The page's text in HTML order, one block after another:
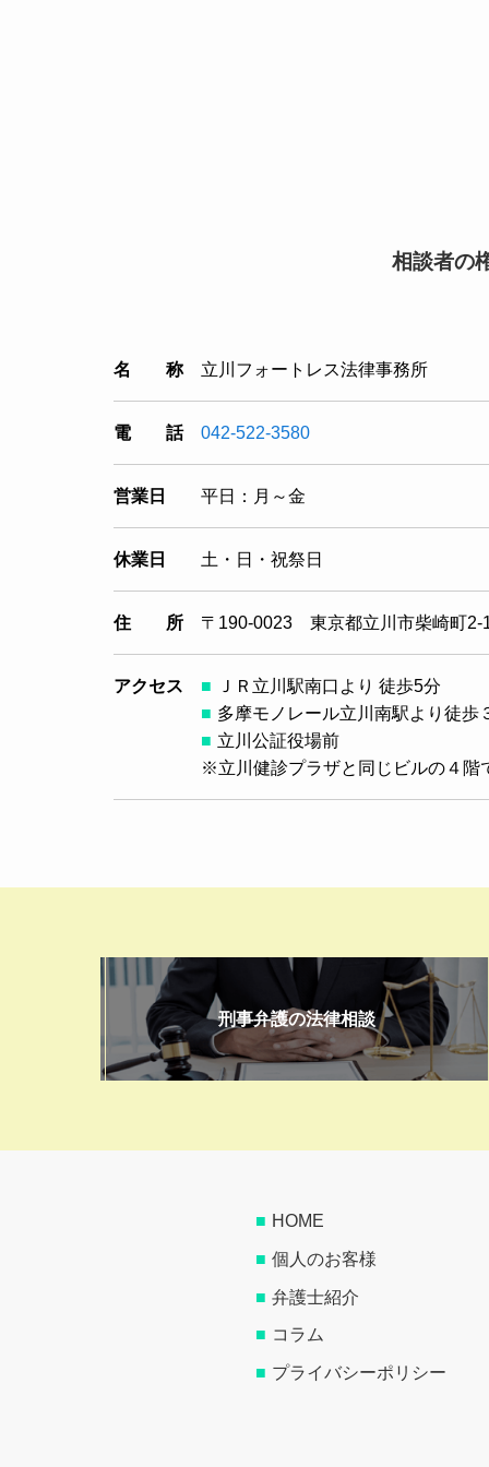
相談者の
名 称 立川フォートレス法律事務所
電 話 042-522-3580
営業日 平日：月～金
休業日 土・日・祝祭日
住 所 〒190-0023 東京都立川市柴崎町
アクセス
ＪＲ立川駅南口より 徒歩5分
多摩モノレール立川南駅より徒歩
立川公証役場前
※立川健診プラザと同じビルの４階
刑事弁護の法律相談
HOME
個人のお客様
弁護士紹介
コラム
プライバシーポリシー